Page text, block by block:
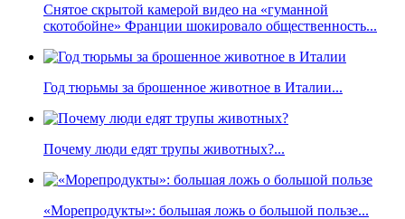
Снятое скрытой камерой видео на «гуманной
скотобойне» Франции шокировало общественность...
Год тюрьмы за брошенное животное в Италии...
Почему люди едят трупы животных?...
«Морепродукты»: большая ложь о большой пользе...